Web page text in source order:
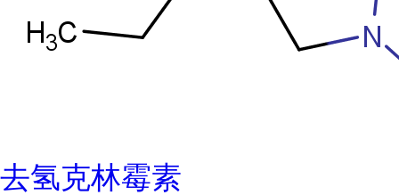
去氢克林霉素